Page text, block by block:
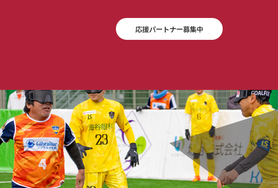
応援パートナー募集中